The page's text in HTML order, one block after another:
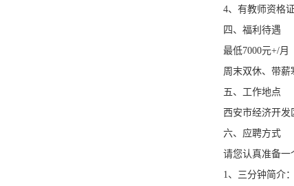
4、有教师资格
四、福利待遇
最低7000元+/月
周末双休、带
五、工作地点
西安市经济开发
六、应聘方式
请您认真准备一
1、三分钟简介